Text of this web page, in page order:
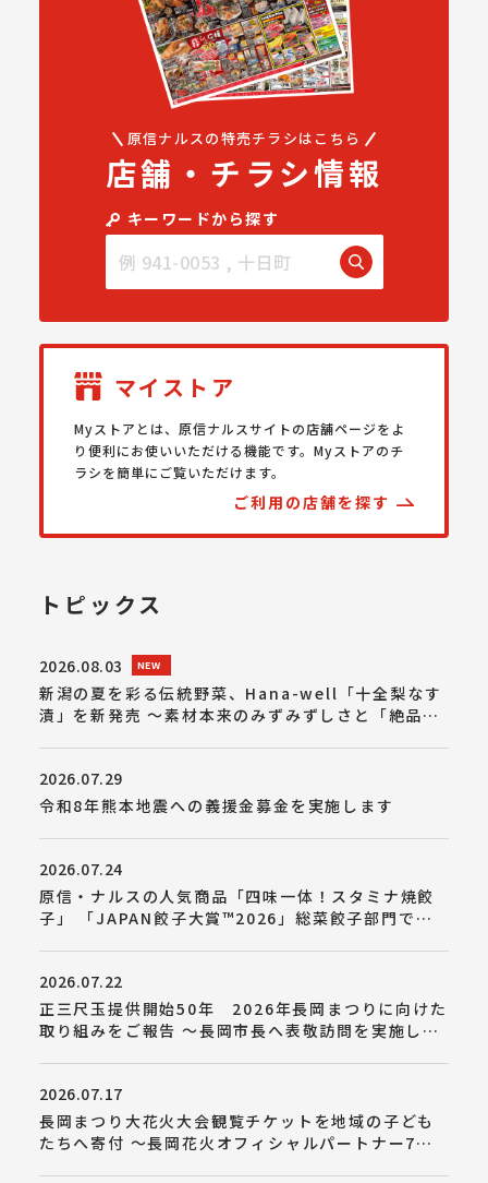
原信ナルスの特売チラシはこちら
店舗・チラシ情報
キーワードから探す
マイストア
Myストアとは、原信ナルスサイトの店舗ページをよ
り便利にお使いいただける機能です。Myストアのチ
ラシを簡単にご覧いただけます。
ご利用の店舗を探す
トピックス
2026.08.03
新潟の夏を彩る伝統野菜、Hana-well「十全梨なす
漬」を新発売 ～素材本来のみずみずしさと「絶品」
2026.07.29
令和8年熊本地震への義援金募金を実施します
2026.07.24
原信・ナルスの人気商品「四味一体！スタミナ焼餃
子」 「JAPAN餃子大賞™2026」総菜餃子部門で金
2026.07.22
正三尺玉提供開始50年 2026年長岡まつりに向けた
取り組みをご報告 ～長岡市長へ表敬訪問を実施しま
2026.07.17
長岡まつり大花火大会観覧チケットを地域の子ども
たちへ寄付 ～長岡花火オフィシャルパートナー7社